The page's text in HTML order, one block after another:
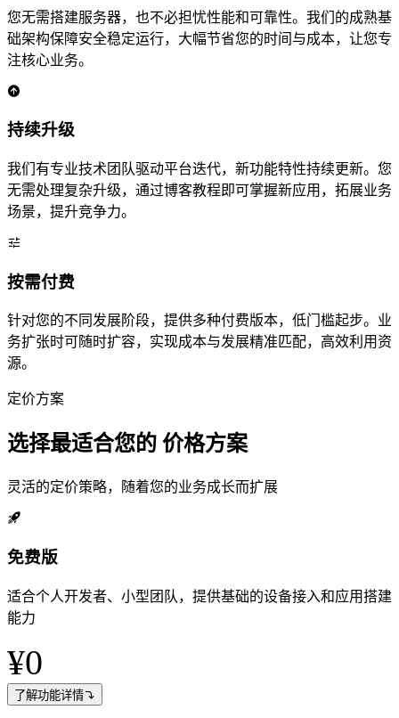
您无需搭建服务器，也不必担忧性能和可靠性。我们的成熟基
础架构保障安全稳定运行，大幅节省您的时间与成本，让您专
注核心业务。
持续升级
我们有专业技术团队驱动平台迭代，新功能特性持续更新。您
无需处理复杂升级，通过博客教程即可掌握新应用，拓展业务
场景，提升竞争力。
按需付费
针对您的不同发展阶段，提供多种付费版本，低门槛起步。业
务扩张时可随时扩容，实现成本与发展精准匹配，高效利用资
源。
定价方案
选择最适合您的 价格方案
灵活的定价策略，随着您的业务成长而扩展
免费版
适合个人开发者、小型团队，提供基础的设备接入和应用搭建
能力
¥0
了解功能详情